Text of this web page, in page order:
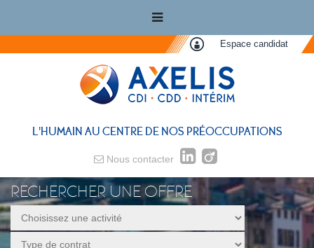
Espace candidat
L'HUMAIN AU CENTRE DE NOS PRÉOCCUPATIONS
Nous contacter
RECHERCHER UNE OFFRE